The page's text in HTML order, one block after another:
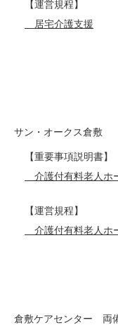
【運営規程】
居宅介護支援
サン・オークス倉敷
【重要事項説明書】
介護付有料老人ホ
【運営規程】
介護付有料老人ホ
倉敷ケアセンター 両